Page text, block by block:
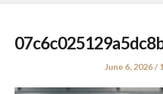
Posted
June 6, 2026